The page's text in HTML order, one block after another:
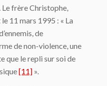
Le frère Christophe,
11 mars 1995 : « La
de
de non-violence, une
que le repli sur soi de
[11] ».